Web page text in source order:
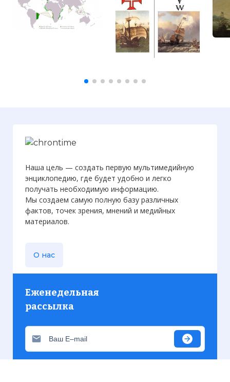
Наша цель — создать первую мультимедийную
энциклопедию, где будет удобно и легко
получать необходимую информацию.
Мы создаем самую полную базу различных
фактов, точек зрения, мнений и медийных
материалов.
О нас
Еженедельная
рассылка